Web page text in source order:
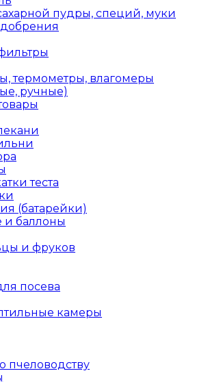
пудры, специй, муки
термометры, влагомеры
ручные)
теста
(батарейки)
и баллоны
и фруков
посева
камеры
пчеловодству